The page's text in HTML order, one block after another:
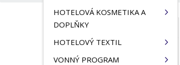
HOTELOVÁ KOSMETIKA A
DOPLŇKY
HOTELOVÝ TEXTIL
VONNÝ PROGRAM
o
d
í
s
VŠECHNY KATEGORIE